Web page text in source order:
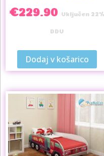
€229.90 Vključen 22%
DDV
Dodaj v košarico